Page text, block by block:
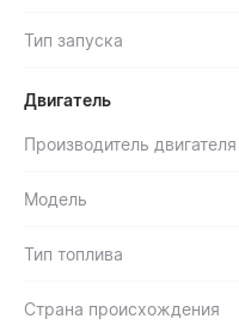
Тип запуска
Двигатель
Производитель двигателя
Модель
Тип топлива
Страна происхождения